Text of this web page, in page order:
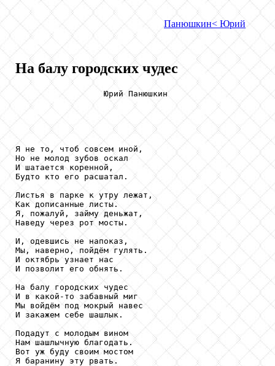
Панюшкин< Юрий
На балу городских чудес
                  Юрий Панюшкин
Я не то, чтоб совсем иной,
Но не молод зубов оскал
И шатается коренной,
Будто кто его расшатал.
Листья в парке к утру лежат,
Как дописанные листы.
Я, пожалуй, займу деньжат,
Наведу через рот мосты.
И, одевшись не напоказ,
Мы, наверно, пойдём гулять.
И октябрь узнает нас
И позволит его обнять.
На балу городских чудес
И в какой-то забавный миг
Мы войдём под мокрый навес
И закажем себе шашлык.
Подадут с молодым вином
Нам шашлычную благодать.
Вот уж буду своим мостом
Я баранину эту рвать.